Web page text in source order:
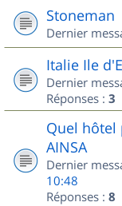
Stoneman
Dernier
Italie Ile
Dernier
Réponses : 3
Quel hôtel
AINSA
Dernier
10:48
Réponses : 8